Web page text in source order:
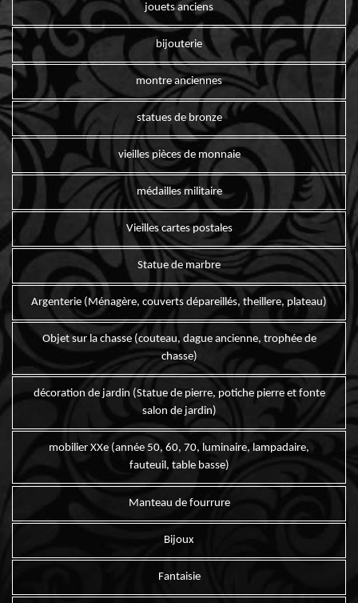
jouets anciens
bijouterie
montre anciennes
statues de bronze
vieilles pièces de monnaie
médailles militaire
Vieilles cartes postales
Statue de marbre
Argenterie (Ménagère, couverts dépareillés, theillere, plateau)
Objet sur la chasse (couteau, dague ancienne, trophée de
chasse)
décoration de jardin (Statue de pierre, potiche pierre et fonte
salon de jardin)
mobilier XXe (année 50, 60, 70, luminaire, lampadaire,
fauteuil, table basse)
Manteau de fourrure
Bijoux
Fantaisie